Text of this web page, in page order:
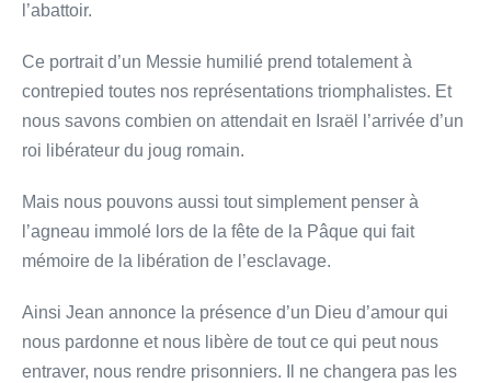
l’abattoir.
Ce portrait d’un Messie humilié prend totalement à
contrepied toutes nos représentations triomphalistes. Et
nous savons combien on attendait en Israël l’arrivée d’un
roi libérateur du joug romain.
Mais nous pouvons aussi tout simplement penser à
l’agneau immolé lors de la fête de la Pâque qui fait
mémoire de la libération de l’esclavage.
Ainsi Jean annonce la présence d’un Dieu d’amour qui
nous pardonne et nous libère de tout ce qui peut nous
entraver, nous rendre prisonniers. Il ne changera pas les